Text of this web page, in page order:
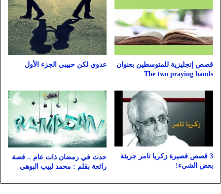
قصص إنجليزية للمتوسطين بعنوان
The two praying hands
عدوي لكن حبيبي الجزء الأول
3 قصص قصيرة زكريا تامر جريئة
بعض الشيء!
حدث في رمضان ذات عام .. قصة
رائعة بقلم : محمد لبيب البوهي